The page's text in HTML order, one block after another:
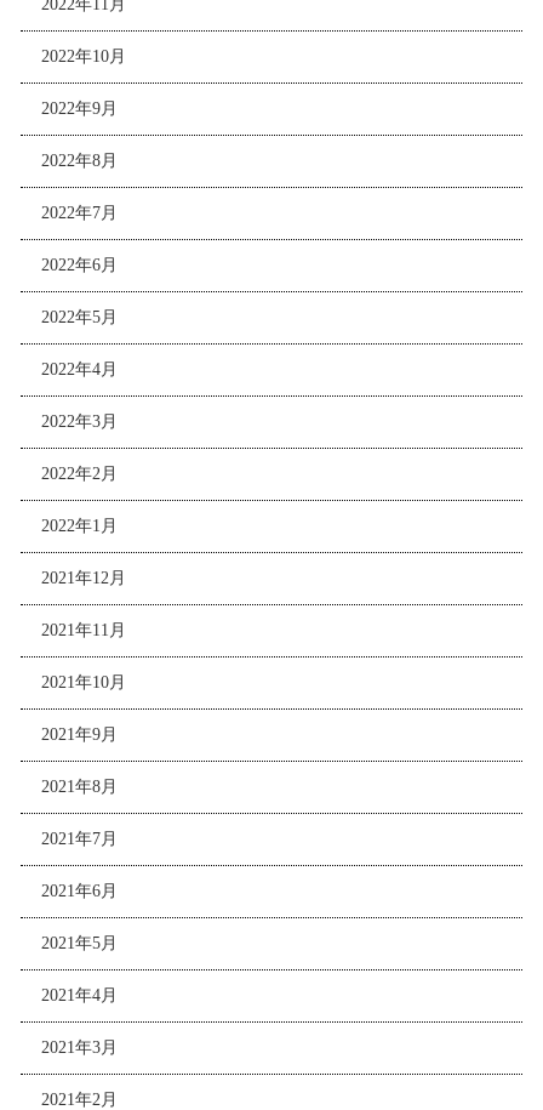
2022年11月
2022年10月
2022年9月
2022年8月
2022年7月
2022年6月
2022年5月
2022年4月
2022年3月
2022年2月
2022年1月
2021年12月
2021年11月
2021年10月
2021年9月
2021年8月
2021年7月
2021年6月
2021年5月
2021年4月
2021年3月
2021年2月